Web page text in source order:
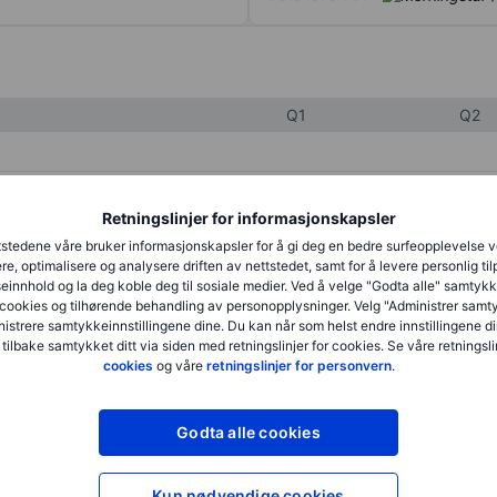
Retningslinjer for informasjonskapsler
våre bruker informasjonskapsler for å gi deg en bedre surfeopplevelse
optimalisere og analysere driften av nettstedet, samt for å levere personlig
og la deg koble deg til sosiale medier. Ved å velge "Godta alle"
og tilhørende behandling av personopplysninger. Velg "Administrer
samtykkeinnstillingene dine. Du kan når som helst endre innstillingene
samtykket ditt via siden med retningslinjer for cookies. Se våre
cookies og våre retningslinjer for personvern.
Godta alle cookies
Q1 Q2
XXXXXXX
XXXXXXX XXXXXXX
XXXXXXX XXXXXXX
XXXXXXX